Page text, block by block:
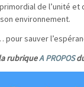
de l’unité et
environnement.
sauver
rubriqueA PROPOS